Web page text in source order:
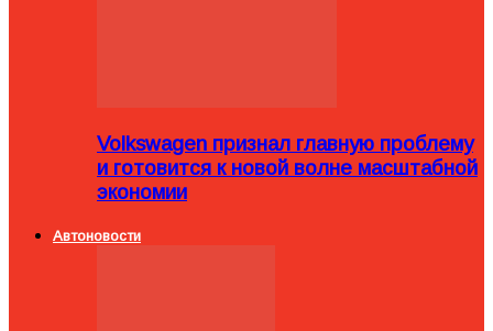
Volkswagen признал главную проблему
и готовится к новой волне масштабной
экономии
Автоновости